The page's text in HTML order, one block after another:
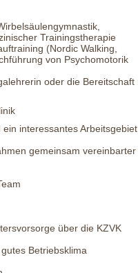
Trainingstherapie
(Nordic Walking,
von Psychomotorik
oder die Bereitschaft
interessantes Arbeitsgebiet
gemeinsam vereinbarter
über die KZVK
Betriebsklima